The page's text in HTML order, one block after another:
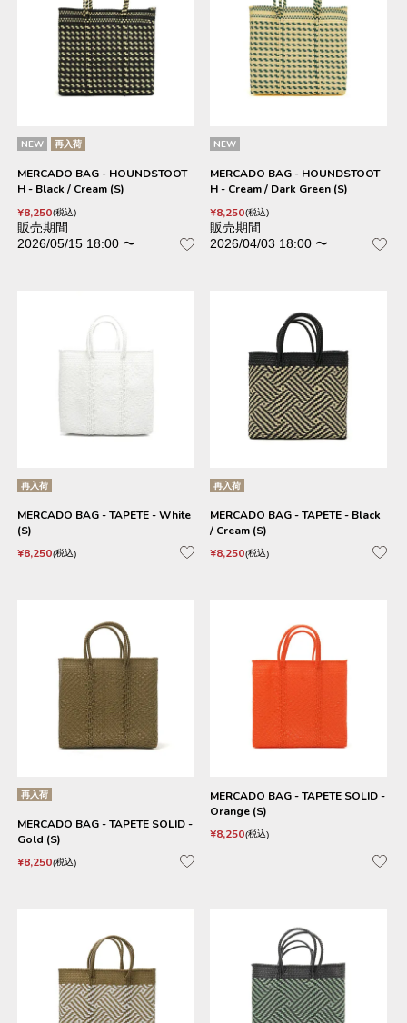
NEW 再入荷
MERCADO BAG - HOUNDSTOOT
H - Black / Cream (S)
¥8,250 税込
販売期間
2026/05/15 18:00 〜
NEW
MERCADO BAG - HOUNDSTOOT
H - Cream / Dark Green (S)
¥8,250 税込
販売期間
2026/04/03 18:00 〜
再入荷
MERCADO BAG - TAPETE - White
(S)
¥8,250 税込
再入荷
MERCADO BAG - TAPETE - Black
/ Cream (S)
¥8,250 税込
再入荷
MERCADO BAG - TAPETE SOLID -
Gold (S)
¥8,250 税込
MERCADO BAG - TAPETE SOLID -
Orange (S)
¥8,250 税込